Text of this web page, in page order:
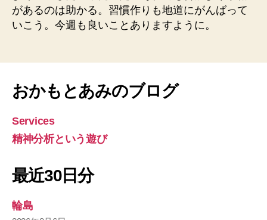
があるのは助かる。習慣作りも地道にがんばって
いこう。今週も良いことありますように。
おかもとあみのブログ
Services
精神分析という遊び
最近30日分
輪島